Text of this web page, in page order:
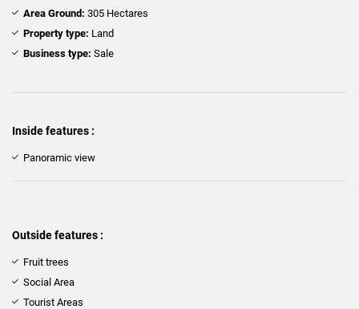
Area Ground: 305 Hectares
Property type: Land
Business type: Sale
Inside features :
Panoramic view
Outside features :
Fruit trees
Social Area
Tourist Areas